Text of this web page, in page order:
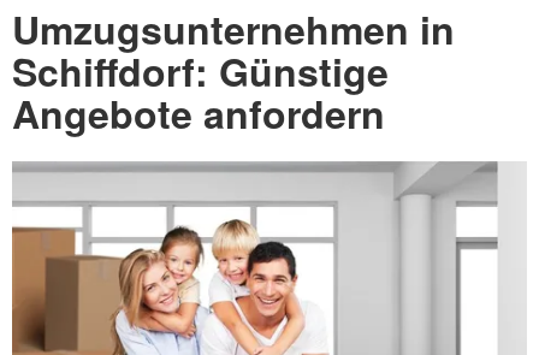
Umzugsunternehmen in
Schiffdorf: Günstige
Angebote anfordern